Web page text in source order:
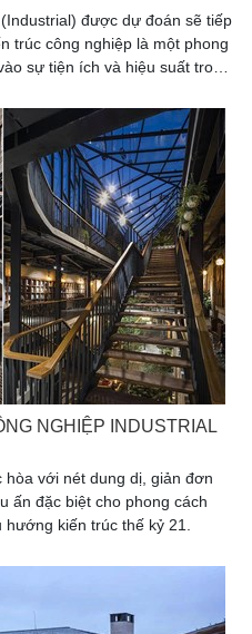
được dự đoán sẽ tiếp
trúc công nghiệp là một phong
sự tiện ích và hiệu suất trong
NGHIỆP INDUSTRIAL
với nét dung dị, giản đơn
ấn đặc biệt cho phong cách
kiến trúc thế kỷ 21.